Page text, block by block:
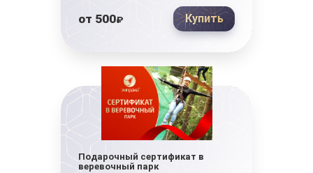
от 500₽ Купить
Подарочный сертификат в
веревочный парк